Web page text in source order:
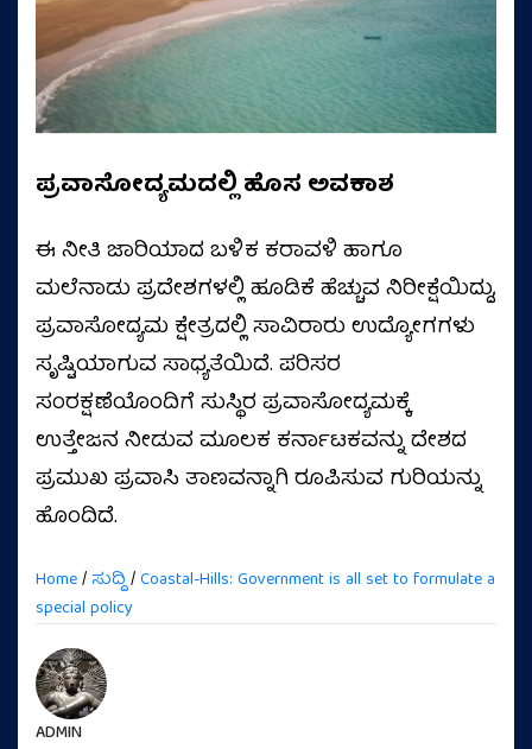
ಪ್ರವಾಸೋದ್ಯಮದಲ್ಲಿ ಹೊಸ ಅವಕಾಶ
ಈ ನೀತಿ ಜಾರಿಯಾದ ಬಳಿಕ ಕರಾವಳಿ ಹಾಗೂ
ಮಲೆನಾಡು ಪ್ರದೇಶಗಳಲ್ಲಿ ಹೂಡಿಕೆ ಹೆಚ್ಚುವ ನಿರೀಕ್ಷೆಯಿದ್ದು,
ಪ್ರವಾಸೋದ್ಯಮ ಕ್ಷೇತ್ರದಲ್ಲಿ ಸಾವಿರಾರು ಉದ್ಯೋಗಗಳು
ಸೃಷ್ಟಿಯಾಗುವ ಸಾಧ್ಯತೆಯಿದೆ. ಪರಿಸರ
ಸಂರಕ್ಷಣೆಯೊಂದಿಗೆ ಸುಸ್ಥಿರ ಪ್ರವಾಸೋದ್ಯಮಕ್ಕೆ
ಉತ್ತೇಜನ ನೀಡುವ ಮೂಲಕ ಕರ್ನಾಟಕವನ್ನು ದೇಶದ
ಪ್ರಮುಖ ಪ್ರವಾಸಿ ತಾಣವನ್ನಾಗಿ ರೂಪಿಸುವ ಗುರಿಯನ್ನು
ಹೊಂದಿದೆ.
Home/ಸುದ್ದಿ/Coastal-Hills: Government is all set to formulate a
special policy
ADMIN